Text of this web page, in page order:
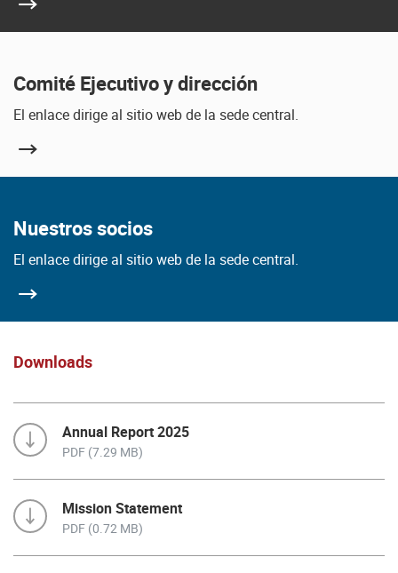
Comité Ejecutivo y dirección
El enlace dirige al sitio web de la sede central.
Nuestros socios
El enlace dirige al sitio web de la sede central.
Downloads
Annual Report 2025
PDF (7.29 MB)
Mission Statement
PDF (0.72 MB)